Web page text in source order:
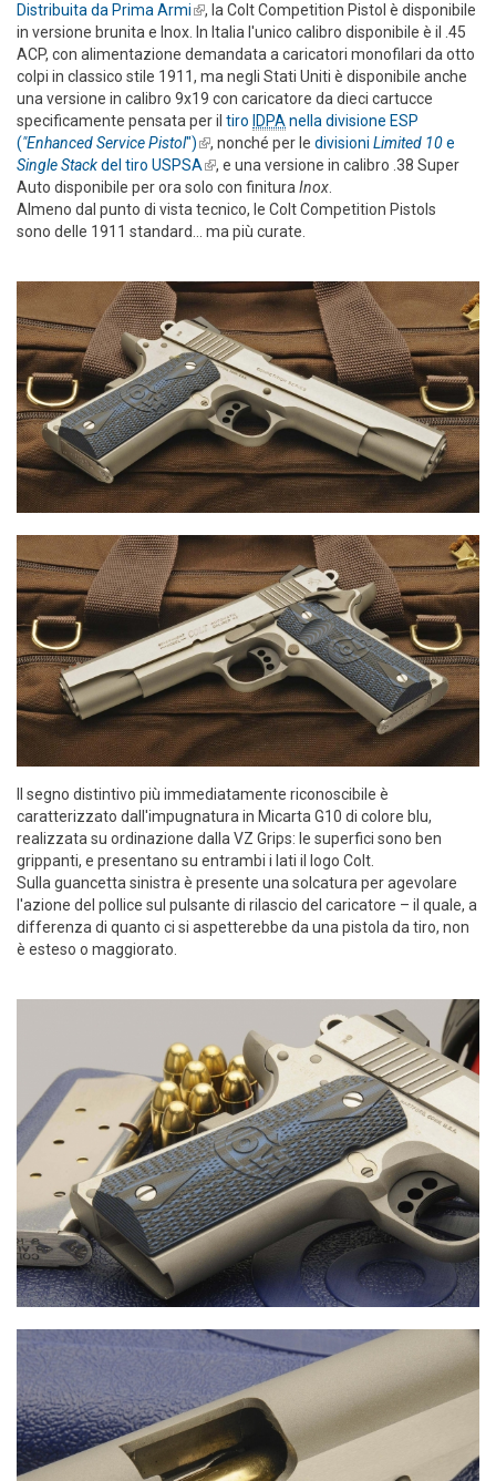
Distribuita da Prima Armi(link is external)
, la Colt Competition Pistol è disponibile
in versione brunita e Inox. In Italia l'unico calibro disponibile è il .45
ACP, con alimentazione demandata a caricatori monofilari da otto
colpi in classico stile 1911, ma negli Stati Uniti è disponibile anche
una versione in calibro 9x19 con caricatore da dieci cartucce
specificamente pensata per il tiro IDPA nella divisione ESP
("Enhanced Service Pistol")(link is external)
, nonché per le divisioni Limited 10e
Single Stackdel tiro USPSA(link is external)
, e una versione in calibro .38 Super
Auto disponibile per ora solo con finitura Inox
Almeno dal punto di vista tecnico, le Colt Competition Pistols
sono delle 1911 standard... ma più curate.
Il segno distintivo più immediatamente riconoscibile è
caratterizzato dall'impugnatura in Micarta G10 di colore blu,
realizzata su ordinazione dalla VZ Grips: le superfici sono ben
grippanti, e presentano su entrambi i lati il logo Colt.
Sulla guancetta sinistra è presente una solcatura per agevolare
l'azione del pollice sul pulsante di rilascio del caricatore – il quale, a
differenza di quanto ci si aspetterebbe da una pistola da tiro, non
è esteso o maggiorato.